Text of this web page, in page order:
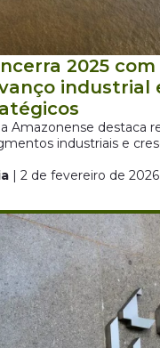
2025
industrial
Amazonense destaca
industriais e
| 2 de fevereiro de